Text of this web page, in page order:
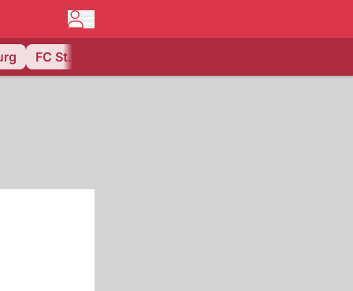
FC St. Gallen